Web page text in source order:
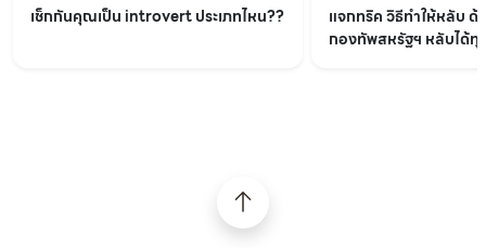
เช็กกันคุณเป็น introvert ประเภทไหน??
แจกทริค วิธีทำให้หลับ
กองทัพสหรัฐฯ หลับได้ทุ